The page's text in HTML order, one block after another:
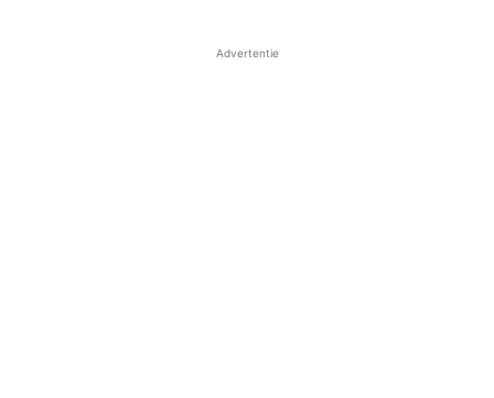
Advertentie